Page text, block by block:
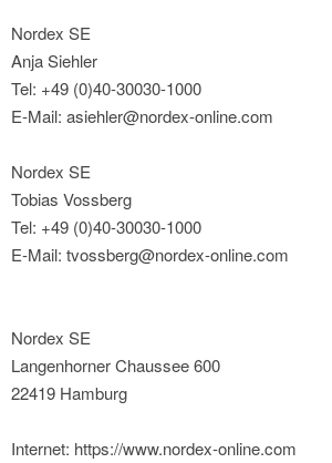
Nordex SE
Anja Siehler
Tel: +49 (0)40-30030-1000
E-Mail: asiehler@nordex-online.com
Nordex SE
Tobias Vossberg
Tel: +49 (0)40-30030-1000
E-Mail: tvossberg@nordex-online.com
Nordex SE
Langenhorner Chaussee 600
22419 Hamburg
Internet: https://www.nordex-online.com